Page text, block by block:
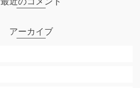
アーカイブ